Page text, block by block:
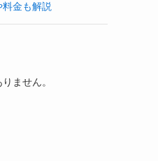
金も解説
ません。